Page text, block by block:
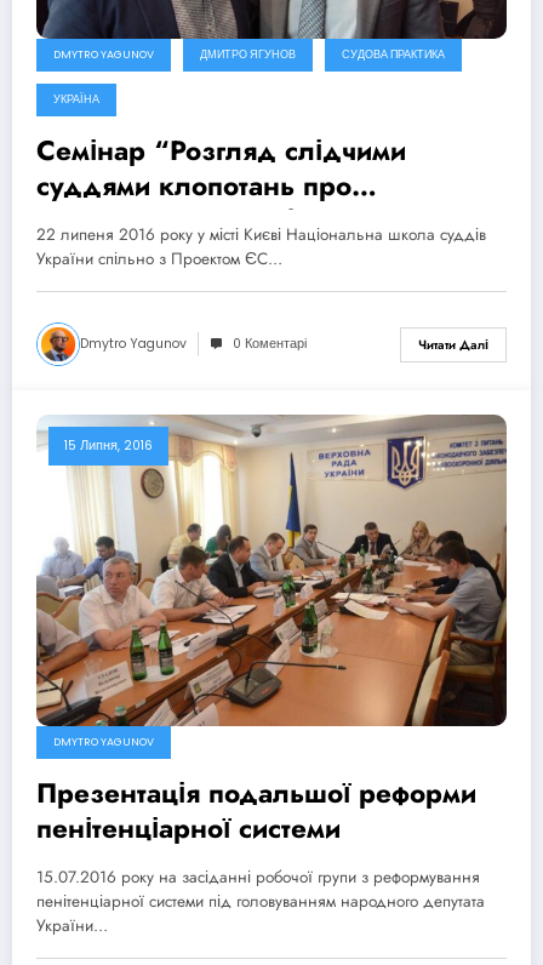
DMYTRO YAGUNOV ДМИТРО ЯГУНОВ СУДОВА ПРАКТИКА
УКРАЇНА
Cемінар “Розгляд слідчими
суддями клопотань про
застосування запобіжних заходів”
22 липеня 2016 року у місті Києві Національна школа суддів
України спільно з Проектом ЄС…
Dmytro Yagunov 0 Коментарі Читати Далі
15 Липня, 2016
DMYTRO YAGUNOV
Презентація подальшої реформи
пенітенціарної системи
15.07.2016 року на засіданні робочої групи з реформування
пенітенціарної системи під головуванням народного депутата
України…